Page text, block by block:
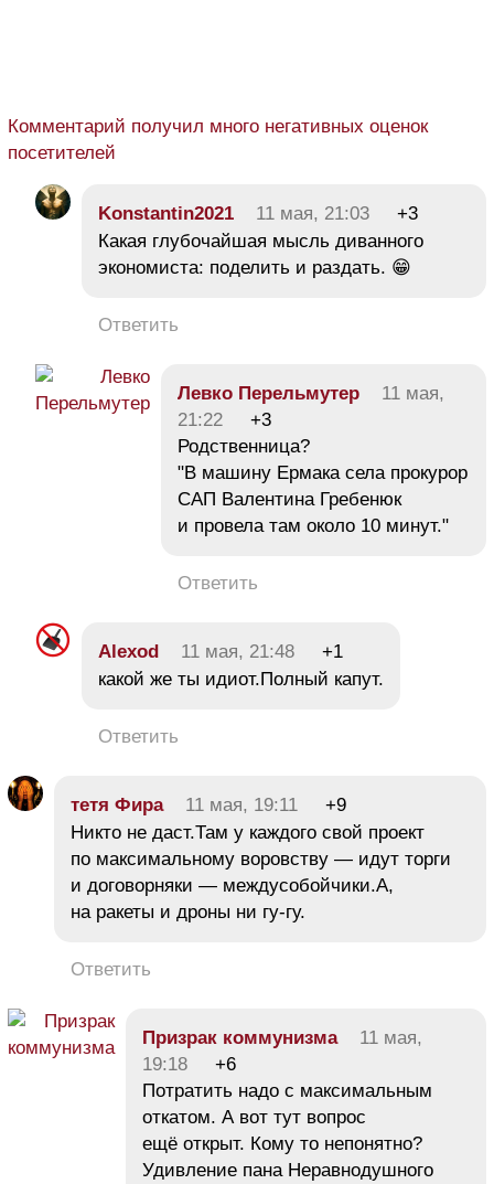
Комментарий получил много негативных оценок
посетителей
Konstantin2021 11 мая, 21:03
+3
Какая глубочайшая мысль диванного
экономиста: поделить и раздать. 😁
Ответить
Левко Перельмутер
11 мая,
21:22
+3
Родственница?
"В машину Ермака села прокурор
САП Валентина Гребенюк
и провела там около 10 минут."
Ответить
Alexod 11 мая, 21:48
+1
какой же ты идиот.Полный капут.
Ответить
тетя Фира 11 мая, 19:11
+9
Никто не даст.Там у каждого свой проект
по максимальному воровству — идут торги
и договорняки — междусобойчики.А,
на ракеты и дроны ни гу-гу.
Ответить
Призрак коммунизма
11 мая,
19:18
+6
Потратить надо с максимальным
откатом. А вот тут вопрос
ещё открыт. Кому то непонятно?
Удивление пана Неравнодушного